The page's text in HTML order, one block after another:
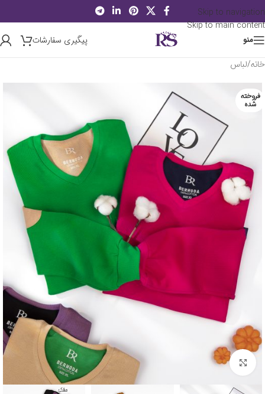
Skip to navigation
Skip to main content
منو
پیگیری سفارشات
خانه/لباس
فروخته
شده
برای بزرگنمایی کلیک کنید